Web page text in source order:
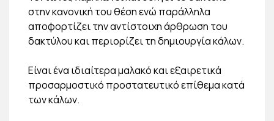
στην κανονική του θέση ενώ παράλληλα
αποφορτίζει την αντίστοιχη άρθρωση του
δακτύλου και περιορίζει τη δημιουργία κάλων.
Είναι ένα ιδιαίτερα μαλακό και εξαιρετικά
προσαρμοστικό προστατευτικό επίθεμα κατά
των κάλων.